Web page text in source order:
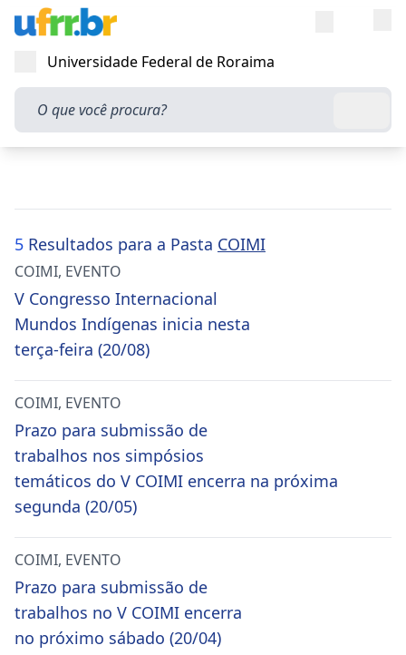
Abrir menu
Universidade Federal de Roraima
O que você procura?
5 Resultados para a Pasta COIMI
COIMI, EVENTO
V Congresso Internacional
Mundos Indígenas inicia nesta
terça-feira (20/08)
COIMI, EVENTO
Prazo para submissão de
trabalhos nos simpósios
temáticos do V COIMI encerra na próxima
segunda (20/05)
COIMI, EVENTO
Prazo para submissão de
trabalhos no V COIMI encerra
no próximo sábado (20/04)